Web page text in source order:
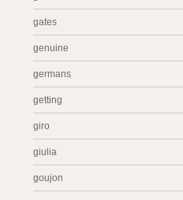
gates
genuine
germans
getting
giro
giulia
goujon